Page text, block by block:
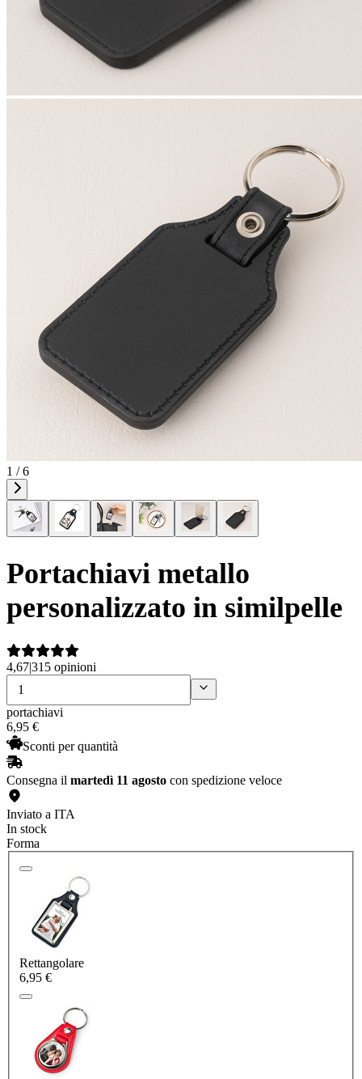
1 / 6
Portachiavi metallo
personalizzato in similpelle
4,67|315 opinioni
portachiavi
6,95 €
Sconti per quantità
Consegna il martedì 11 agosto con spedizione veloce
Inviato a ITA
In stock
Forma
Rettangolare
6,95 €